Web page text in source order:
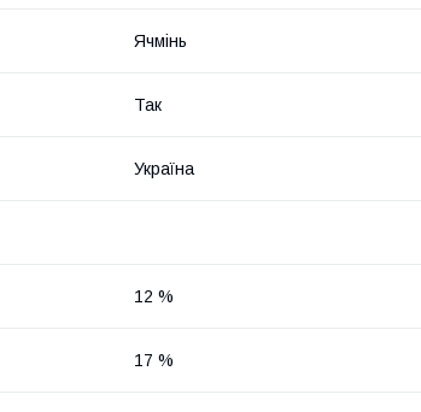
Ячмінь
Так
Україна
12 %
17 %